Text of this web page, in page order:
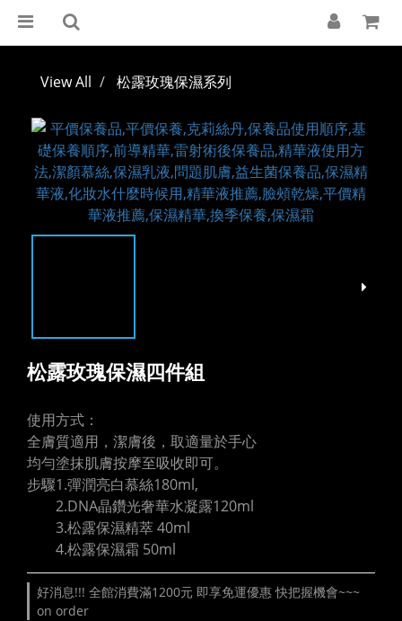
View All 松露玫瑰保濕系列
松露玫瑰保濕四件組
使用方式：
全膚質適用，潔膚後，取適量於手心
均勻塗抹肌膚按摩至吸收即可。
步驟1.彈潤亮白慕絲180ml,
        2.DNA晶鑽光奢華水凝露120ml
        3.松露保濕精萃 40ml
        4.松露保濕霜 50ml
好消息!!! 全館消費滿1200元 即享免運優惠 快把握機會~~~
on order